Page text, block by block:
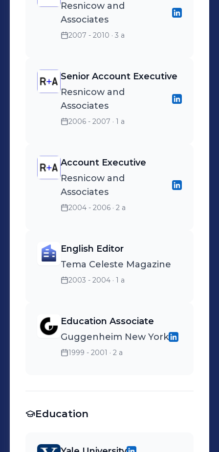
Resnicow and
Associates
2007 - 2010 · 3 a
Senior Account Executive
Resnicow and
Associates
2006 - 2007 · 1 a
Account Executive
Resnicow and
Associates
2004 - 2006 · 2 a
English Editor
Tema Celeste Magazine
2003 - 2004 · 1 a
Education Associate
Guggenheim New York
1999 - 2001 · 2 a
Education